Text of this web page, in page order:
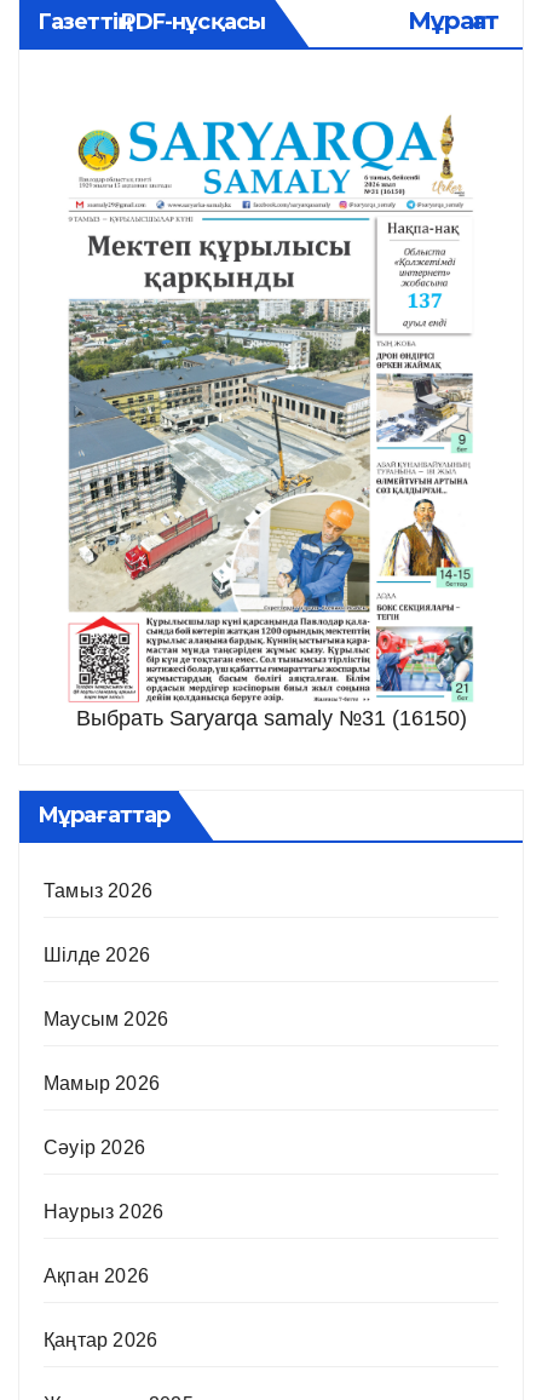
Газеттің PDF-нұсқасы Мұрағат
Выбрать Saryarqa samaly №31 (16150)
Мұрағаттар
Тамыз 2026
Шілде 2026
Маусым 2026
Мамыр 2026
Сәуір 2026
Наурыз 2026
Ақпан 2026
Қаңтар 2026